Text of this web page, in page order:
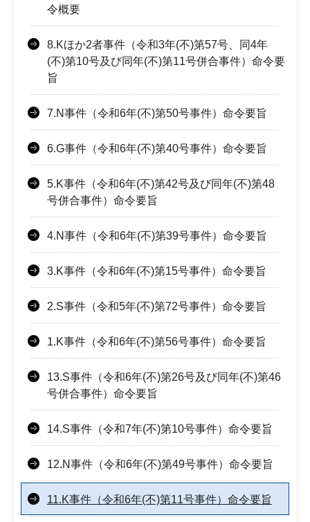
令概要
8.Kほか2者事件（令和3年(不)第57号、同4年
(不)第10号及び同年(不)第11号併合事件）命令要
旨
7.N事件（令和6年(不)第50号事件）命令要旨
6.G事件（令和6年(不)第40号事件）命令要旨
5.K事件（令和6年(不)第42号及び同年(不)第48
号併合事件）命令要旨
4.N事件（令和6年(不)第39号事件）命令要旨
3.K事件（令和6年(不)第15号事件）命令要旨
2.S事件（令和5年(不)第72号事件）命令要旨
1.K事件（令和6年(不)第56号事件）命令要旨
13.S事件（令和6年(不)第26号及び同年(不)第46
号併合事件）命令要旨
14.S事件（令和7年(不)第10号事件）命令要旨
12.N事件（令和6年(不)第49号事件）命令要旨
11.K事件（令和6年(不)第11号事件）命令要旨